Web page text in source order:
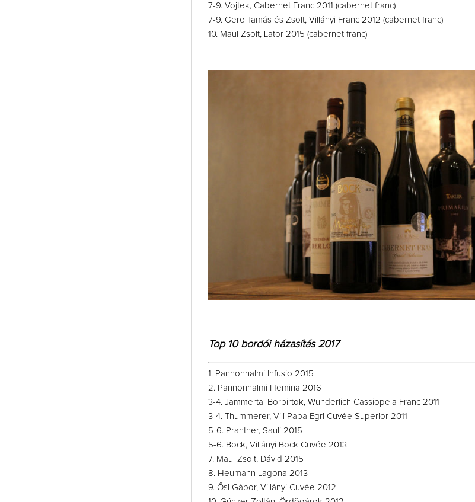
7-9. Vojtek, Cabernet Franc 2011 (cabernet franc)
7-9. Gere Tamás és Zsolt, Villányi Franc 2012 (cabernet franc)
10. Maul Zsolt, Lator 2015 (cabernet franc)
Top 10 bordói házasítás 2017
1. Pannonhalmi Infusio 2015
2. Pannonhalmi Hemina 2016
3-4. Jammertal Borbirtok, Wunderlich Cassiopeia Franc 2011
3-4. Thummerer, Vili Papa Egri Cuvée Superior 2011
5-6. Prantner, Sauli 2015
5-6. Bock, Villányi Bock Cuvée 2013
7. Maul Zsolt, Dávid 2015
8. Heumann Lagona 2013
9. Ősi Gábor, Villányi Cuvée 2012